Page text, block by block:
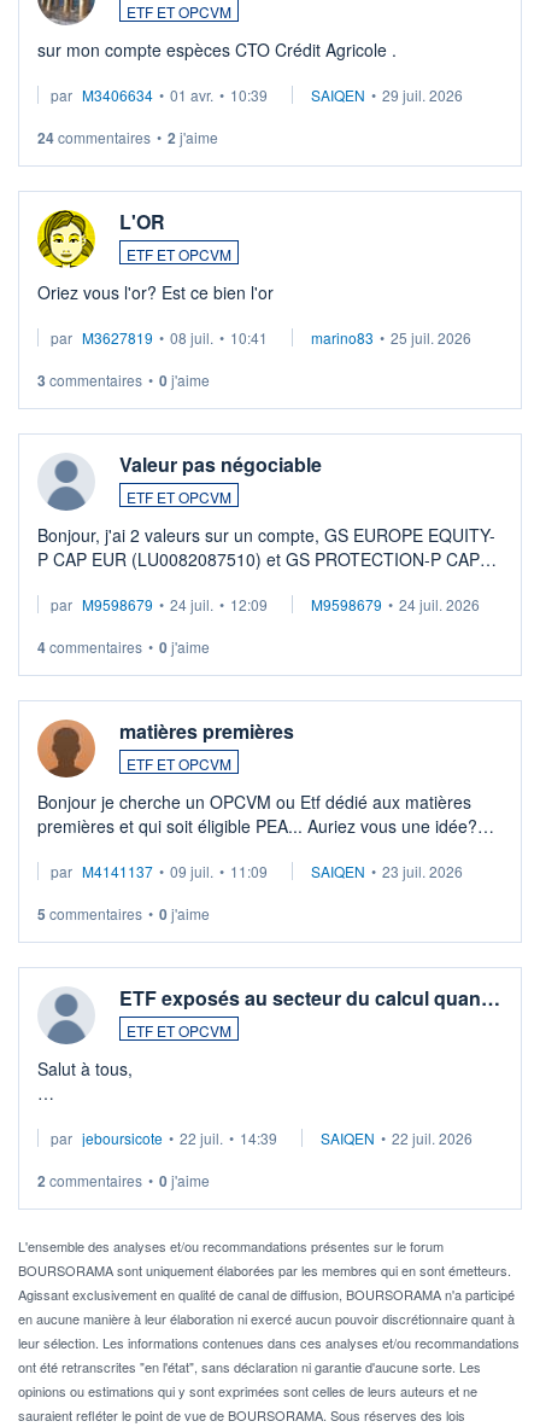
ETF ET OPCVM
sur mon compte espèces CTO Crédit Agricole .
par M3406634 • 01 avr. • 10:39 SAIQEN • 29 juil. 2026
24commentaires • 2 j'aime
L'OR
ETF ET OPCVM
Oriez vous l'or? Est ce bien l'or
par M3627819 • 08 juil. • 10:41 marino83 • 25 juil. 2026
3 commentaires • 0j'aime
Valeur pas négociable
ETF ET OPCVM
Bonjour, j'ai 2 valeurs sur un compte, GS EUROPE EQUITY-
P CAP EUR (LU0082087510) et GS PROTECTION-P CAP
veux procéder à la vente, on me signale ...
par M9598679 • 24 juil. • 12:09 M9598679 • 24 juil. 2026
4commentaires • 0j'aime
matières premières
ETF ET OPCVM
Bonjour je cherche un OPCVM ou Etf dédié aux matières
premières et qui soit éligible PEA... Auriez vous une idée?
par M4141137 • 09 juil. • 11:09 SAIQEN • 23 juil. 2026
5 commentaires • 0j'aime
ETF exposés au secteur du calcul quan…
ETF ET OPCVM
Salut à tous,
via un ETF plutôt que des actions individuelles.
Idéalement, je voudrais qu'il soit éligible au PEA.
Pour l' ...
par jeboursicote • 22 juil. • 14:39 SAIQEN • 22 juil. 2026
2 commentaires • 0j'aime
L'ensemble des analyses et/ou recommandations présentes sur le forum
BOURSORAMA sont uniquement élaborées par les membres qui en sont émetteurs.
Agissant exclusivement en qualité de canal de diffusion, BOURSORAMA n'a participé
en aucune manière à leur élaboration ni exercé aucun pouvoir discrétionnaire quant à
leur sélection. Les informations contenues dans ces analyses et/ou recommandations
ont été retranscrites "en l'état", sans déclaration ni garantie d'aucune sorte. Les
opinions ou estimations qui y sont exprimées sont celles de leurs auteurs et ne
sauraient refléter le point de vue de BOURSORAMA. Sous réserves des lois